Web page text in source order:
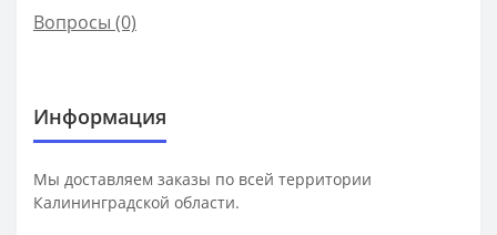
Вопросы (0)
Информация
Мы доставляем заказы по всей территории
Калининградской области.